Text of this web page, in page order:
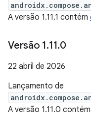
A versão 1.11.1 contém
Versão 1.11.0
22 abril de 2026
Lançamento de
A versão 1.11.0 contém